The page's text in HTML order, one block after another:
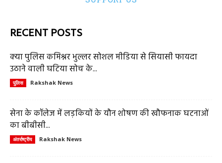
RECENT POSTS
क्या पुलिस कमिश्नर भुल्लर सोशल मीडिया से सियासी फायदा
उठाने वाली घटिया सोच के...
पुलिस Rakshak News
सेना के कॉलेज में लड़कियों के यौन शोषण की खौफनाक घटनाओं
का बीबीसी...
अंतर्राष्ट्रीय Rakshak News